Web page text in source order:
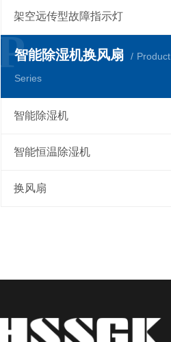
架空远传型故障指示灯
智能除湿机换风扇
Product
Series
P
智能除湿机
智能恒温除湿机
换风扇